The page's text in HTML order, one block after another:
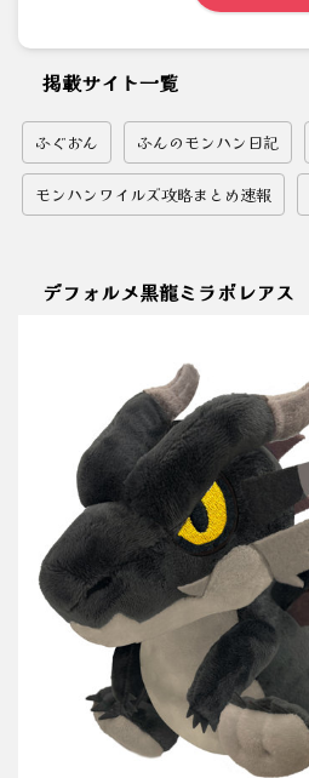
掲載サイト一覧
ふぐおん ふんのモンハン日記
モンハンワイルズ攻略まとめ速報
デフォルメ黒龍ミラボレアス